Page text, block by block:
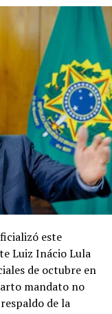
este
Luiz Inácio Lula
de octubre en
mandato no
de la